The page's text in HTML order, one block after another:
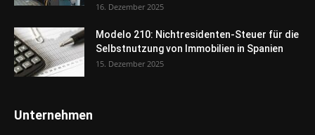
16. Dezember 2025
Modelo 210: Nichtresidenten-Steuer für die
Selbstnutzung von Immobilien in Spanien
15. Dezember 2025
Unternehmen